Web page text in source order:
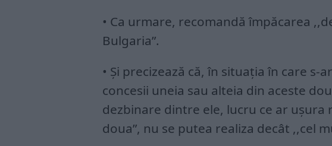
• Ca urmare, recomandă împăcarea
Bulgaria”.
• Şi precizează că, în situaţia în care
concesii uneia sau alteia din aceste
dezbinare dintre ele, lucru ce ar uşura
doua”, nu se putea realiza decât ,,cel